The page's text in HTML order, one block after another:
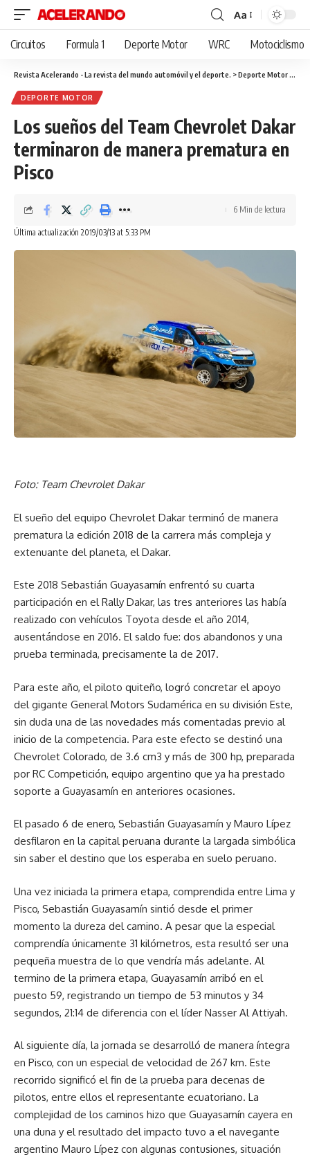
Cambiar
tamaño
fuente
Aa
Circuitos Formula 1 Deporte Motor WRC Motociclismo
Revista Acelerando - La revista del mundo automóvil y el deporte. >Deporte Motor
DEPORTE MOTOR
Los sueños del Team Chevrolet Dakar
terminaron de manera prematura en
Pisco
Última actualización 2019/03/13 at 5:33 PM
6 Min de lectura
Foto: Team Chevrolet Dakar
El sueño del equipo Chevrolet Dakar terminó de manera
prematura la edición 2018 de la carrera más compleja y
extenuante del planeta, el Dakar.
Este 2018 Sebastián Guayasamín enfrentó su cuarta
participación en el Rally Dakar, las tres anteriores las había
realizado con vehículos Toyota desde el año 2014,
ausentándose en 2016. El saldo fue: dos abandonos y una
prueba terminada, precisamente la de 2017.
Para este año, el piloto quiteño, logró concretar el apoyo
del gigante General Motors Sudamérica en su división Este,
sin duda una de las novedades más comentadas previo al
inicio de la competencia. Para este efecto se destinó una
Chevrolet Colorado, de 3.6 cm3 y más de 300 hp, preparada
por RC Competición, equipo argentino que ya ha prestado
soporte a Guayasamín en anteriores ocasiones.
El pasado 6 de enero, Sebastián Guayasamín y Mauro Lípez
desfilaron en la capital peruana durante la largada simbólica
sin saber el destino que los esperaba en suelo peruano.
Una vez iniciada la primera etapa, comprendida entre Lima y
Pisco, Sebastián Guayasamín sintió desde el primer
momento la dureza del camino. A pesar que la especial
comprendía únicamente 31 kilómetros, esta resultó ser una
pequeña muestra de lo que vendría más adelante. Al
termino de la primera etapa, Guayasamín arribó en el
puesto 59, registrando un tiempo de 53 minutos y 34
segundos, 21:14 de diferencia con el líder Nasser Al Attiyah.
Al siguiente día, la jornada se desarrolló de manera íntegra
en Pisco, con un especial de velocidad de 267 km. Este
recorrido significó el fin de la prueba para decenas de
pilotos, entre ellos el representante ecuatoriano. La
complejidad de los caminos hizo que Guayasamín cayera en
una duna y el resultado del impacto tuvo a el navegante
argentino Mauro Lípez con algunas contusiones, situación